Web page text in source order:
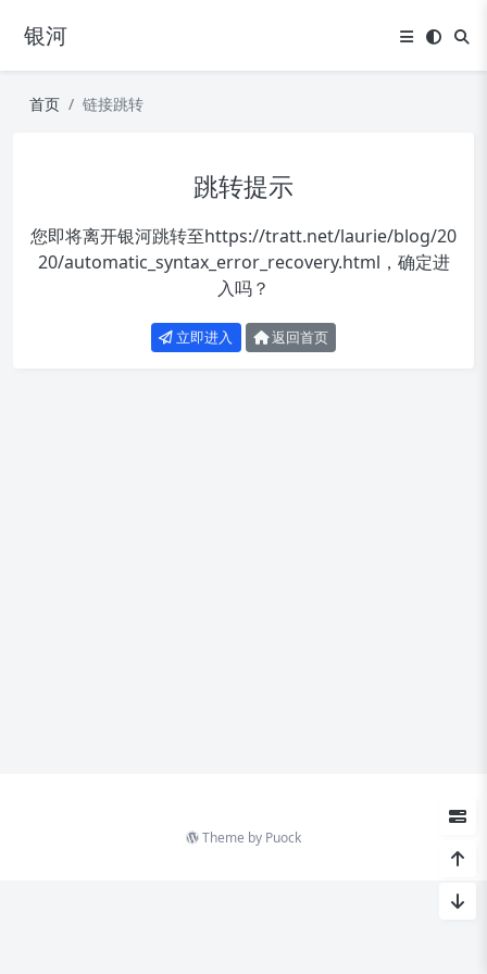
银河
首页 链接跳转
跳转提示
您即将离开银河跳转至https://tratt.net/laurie/blog/20
20/automatic_syntax_error_recovery.html ，确定进
入吗？
立即进入 返回首页
Theme by Puock